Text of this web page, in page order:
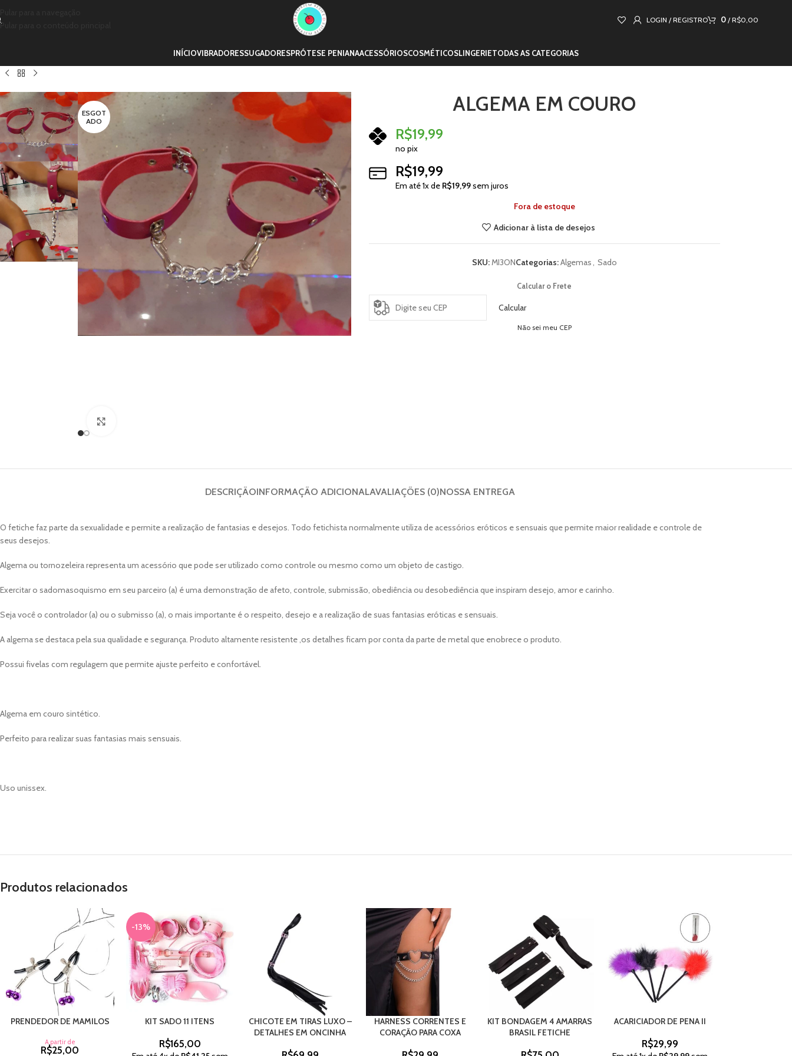
Pular para o conteúdo principal
LOGIN / REGISTRO 0 / R$0,00
INÍCIOVIBRADORESSUGADORESPRÓTESE PENIANAACESSÓRIOSCOSMÉTICOSLINGERIETODAS AS CATEGORIAS
ESGOT
ADO
ALGEMA EM COURO
R$19,99
no pix
R$19,99
Em até1x de R$19,99sem juros
Fora de estoque
Adicionar à lista de desejos
SKU:MI3ONCategorias:Algemas, Sado
Calcular o Frete
Calcular
Não sei meu CEP
DESCRIÇÃOINFORMAÇÃO ADICIONALAVALIAÇÕES (0)NOSSA ENTREGA
O fetiche faz parte da sexualidade e permite a realização de fantasias e desejos. Todo fetichista normalmente utiliza de acessórios eróticos e sensuais que permite maior realidade e controle de
seus desejos.
Algema ou tornozeleira representa um acessório que pode ser utilizado como controle ou mesmo como um objeto de castigo.
Exercitar o sadomasoquismo em seu parceiro (a) é uma demonstração de afeto, controle, submissão, obediência ou desobediência que inspiram desejo, amor e carinho.
Seja você o controlador (a) ou o submisso (a), o mais importante é o respeito, desejo e a realização de suas fantasias eróticas e sensuais.
A algema se destaca pela sua qualidade e segurança. Produto altamente resistente ,os detalhes ficam por conta da parte de metal que enobrece o produto.
Possui fivelas com regulagem que permite ajuste perfeito e confortável.
Algema em couro sintético.
Perfeito para realizar suas fantasias mais sensuais.
Uso unissex.
Produtos relacionados
PRENDEDOR DE MAMILOS
A partir de
R$25,00
-13%
KIT SADO 11 ITENS
R$165,00
CHICOTE EM TIRAS LUXO –
DETALHES EM ONCINHA
HARNESS CORRENTES E
CORAÇÃO PARA COXA
KIT BONDAGEM 4 AMARRAS
BRASIL FETICHE
ACARICIADOR DE PENA II
R$29,99